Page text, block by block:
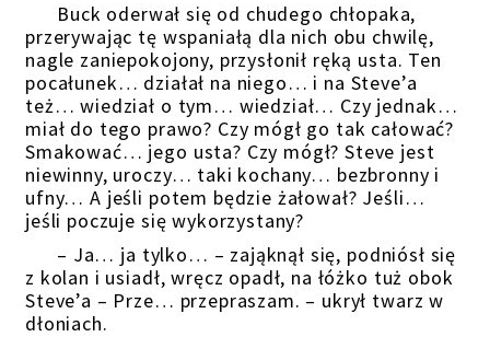
Buck oderwał się od chudego chłopaka,
przerywając tę wspaniałą dla nich obu chwilę,
nagle zaniepokojony, przysłonił ręką usta. Ten
pocałunek… działał na niego… i na Steve’a
też… wiedział o tym… wiedział… Czy jednak…
miał do tego prawo? Czy mógł go tak całować?
Smakować… jego usta? Czy mógł? Steve jest
niewinny, uroczy… taki kochany… bezbronny i
ufny… A jeśli potem będzie żałował? Jeśli…
jeśli poczuje się wykorzystany?
– Ja… ja tylko… – zająknął się, podniósł się
z kolan i usiadł, wręcz opadł, na łóżko tuż obok
Steve’a – Prze… przepraszam. – ukrył twarz w
dłoniach.